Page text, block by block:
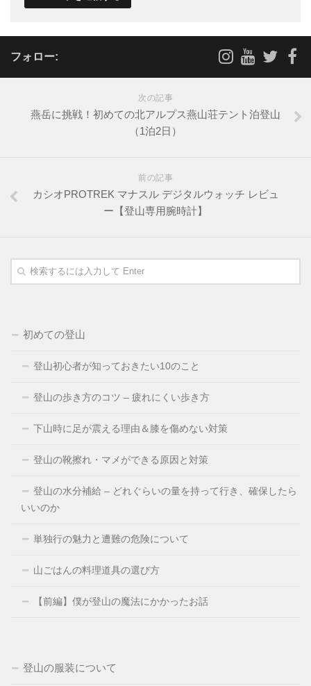
フォロー:
次の記事
燕岳に挑戦！初めての北アルプス燕山荘テント泊登山
（1泊2日）
前の記事
カシオPROTREK マナスル デジタルウォッチ レビュ
ー【登山専用腕時計】
初めての登山
登山初心者が知っておきたい10のこと
登山の歩き方のコツ – 疲れにくい歩き方
下山時に足が震える理由＆膝を傷めない対策
登山の靴擦れ・マメができる原因と対策
登山の水分補給 – どれぐらいの量を持って行き、確保したら
いいのか
単独行の魅力と遭難の危険について
山ごはんの料理道具の選び方
【前編】僕が登山の魔法にかかったお話
登山の服装について